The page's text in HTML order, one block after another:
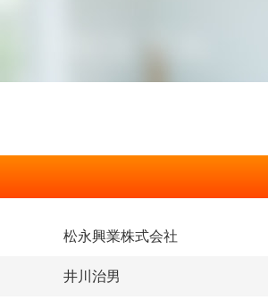
松永興業株式会社
井川治男